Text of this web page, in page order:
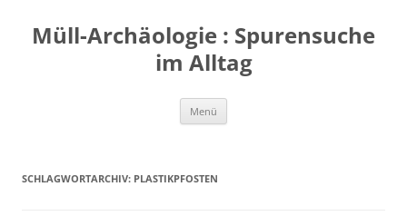
springen
Müll-Archäologie : Spurensuche
im Alltag
Menü
SCHLAGWORTARCHIV: PLASTIKPFOSTEN